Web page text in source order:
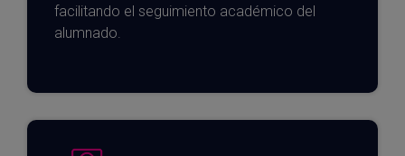
facilitando el seguimiento académico del
alumnado.